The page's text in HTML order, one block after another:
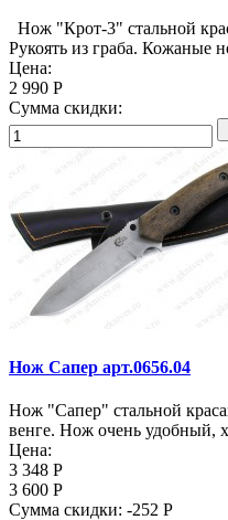
Нож "Крот-3" стальной
Рукоять из граба. Кожаные
Цена:
2 990 Р
Сумма скидки:
Нож Сапер арт.0656.04
Нож "Сапер" стальной
венге. Нож очень удобный,
Цена:
3 348 Р
3 600 Р
Сумма скидки: -252 Р